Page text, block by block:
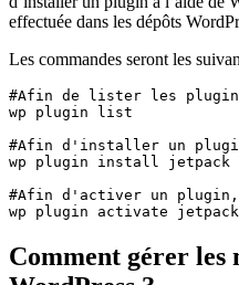
effectuée dans les dépôts
Les commandes seront les
#Afin de lister les
wp plugin list
#Afin d'installer un
wp plugin install jetpack
#Afin d'activer un
wp plugin activate jetpack
Comment gérer les